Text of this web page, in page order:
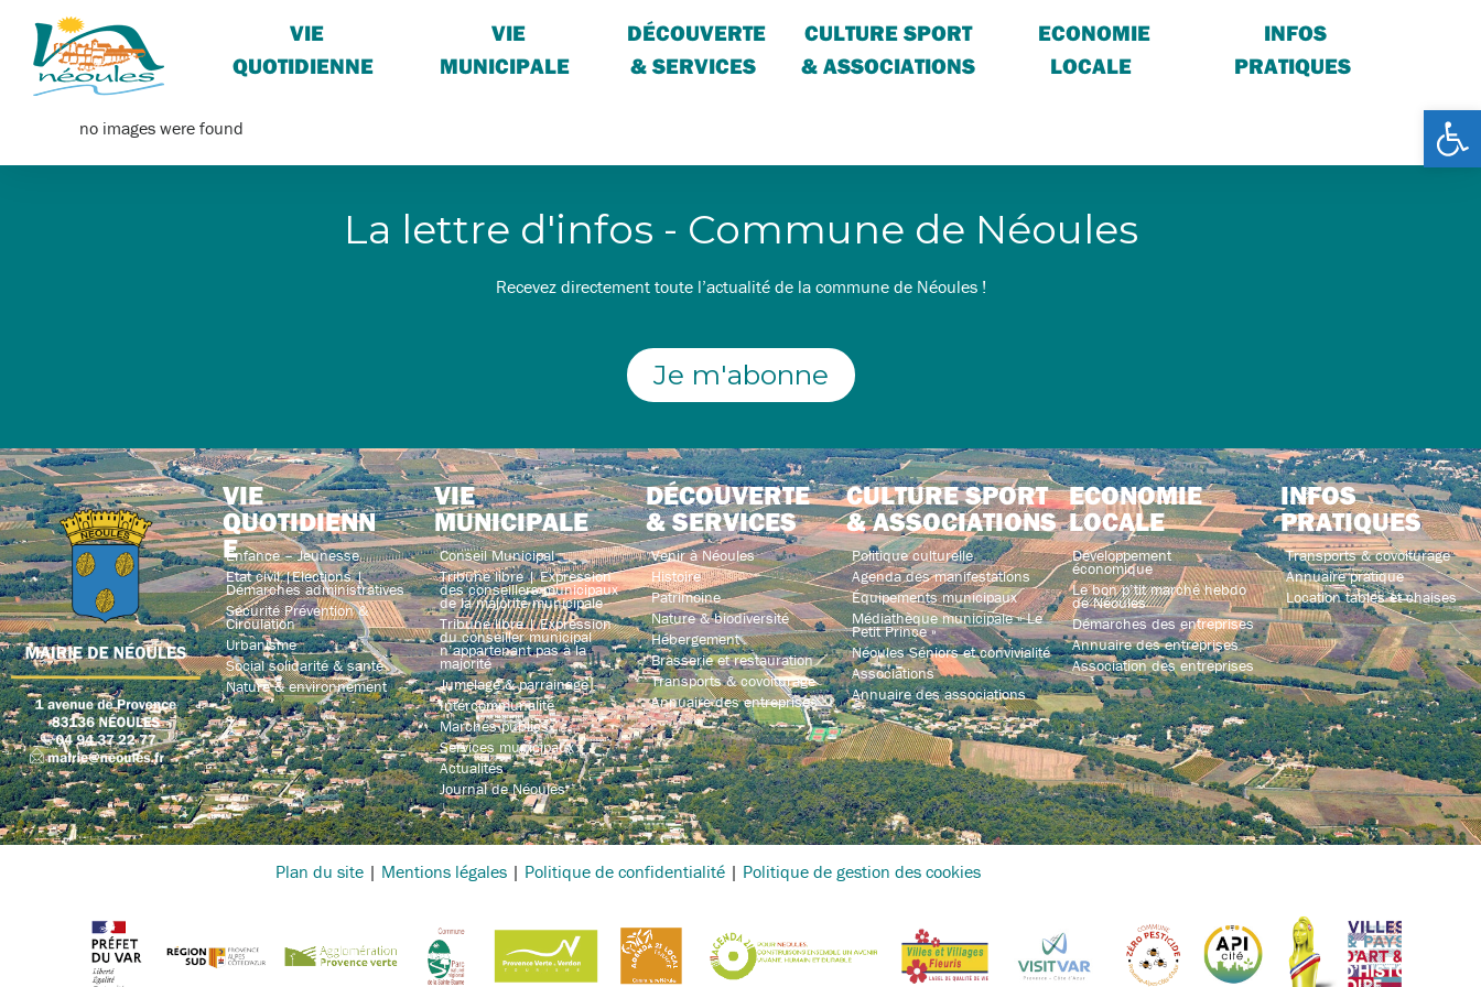
VIE
QUOTIDIENNE
VIE
MUNICIPALE
DÉCOUVERTE
& SERVICES
CULTURE SPORT
& ASSOCIATIONS
ECONOMIE
LOCALE
INFOS
PRATIQUES
no images were found
La lettre d'infos - Commune de Néoules
Recevez directement toute l’actualité de la commune de Néoules !
Je m'abonne
VIE
QUOTIDIENN
E
Enfance – Jeunesse
Etat civil |Elections |
Démarches administratives
Sécurité Prévention &
Circulation
Urbanisme
Social solidarité & santé
Nature & environnement
VIE
MUNICIPALE
Conseil Municipal
Tribune libre | Expression
des conseillers municipaux
de la majorité municipale
Tribune libre | Expression
du conseiller municipal
n’appartenant pas à la
majorité
Jumelage & parrainage
Intercommunalité
Marchés publics
Services municipaux
Actualités
Journal de Néoules
DÉCOUVERTE
& SERVICES
Venir à Néoules
Histoire
Patrimoine
Nature & biodiversité
Hébergement
Brasserie et restauration
Transports & covoiturage
Annuaire des entreprises
CULTURE SPORT
& ASSOCIATIONS
Politique culturelle
Agenda des manifestations
Équipements municipaux
Médiathèque municipale « Le
Petit Prince »
Néoules Séniors et convivialité
Associations
Annuaire des associations
ECONOMIE
LOCALE
Développement
économique
Le bon p’tit marché hebdo
de Néoules
Démarches des entreprises
Annuaire des entreprises
Association des entreprises
INFOS
PRATIQUES
Transports & covoiturage
Annuaire pratique
Location tables et chaises
Plan du site | Mentions légales | Politique de confidentialité | Politique de gestion des cookies